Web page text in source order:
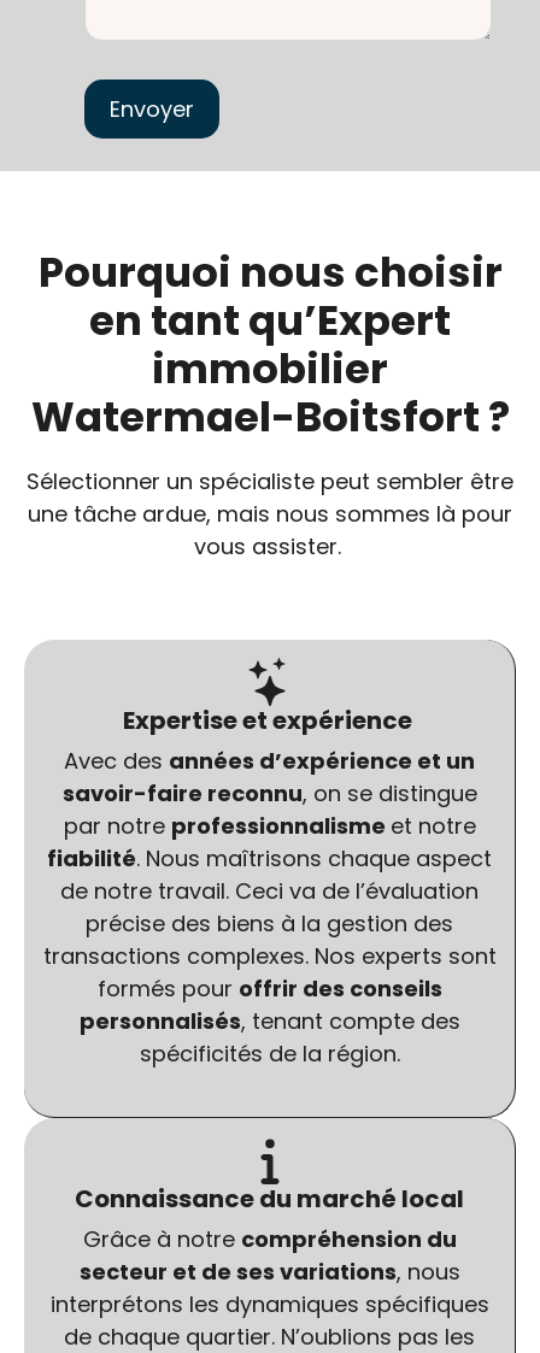
Pourquoi nous choisir
en tant qu’Expert
immobilier
Watermael-Boitsfort ?
Sélectionner un spécialiste peut sembler être
une tâche ardue, mais nous sommes là pour
vous assister.
Expertise et expérience
Avec des années d’expérience et un
savoir-faire reconnu, on se distingue
par notre professionnalisme et notre
fiabilité. Nous maîtrisons chaque aspect
de notre travail. Ceci va de l’évaluation
précise des biens à la gestion des
transactions complexes. Nos experts sont
formés pour offrir des conseils
personnalisés, tenant compte des
spécificités de la région.
Connaissance du marché local
Grâce à notre compréhension du
secteur et de ses variations, nous
interprétons les dynamiques spécifiques
de chaque quartier. N’oublions pas les